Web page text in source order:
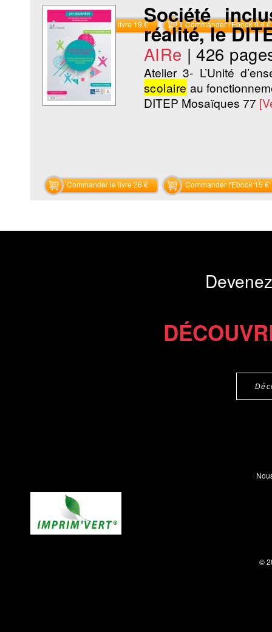
Commander le livre 19 € Commander l'Ebook 9.4 €
Société
réalité, le
AIRe |426
Atelier 3- L’Unité
scolaire au
DITEP Mosaïques 77
Commander le livre 26 € Commander l'Ebook 15 €
©